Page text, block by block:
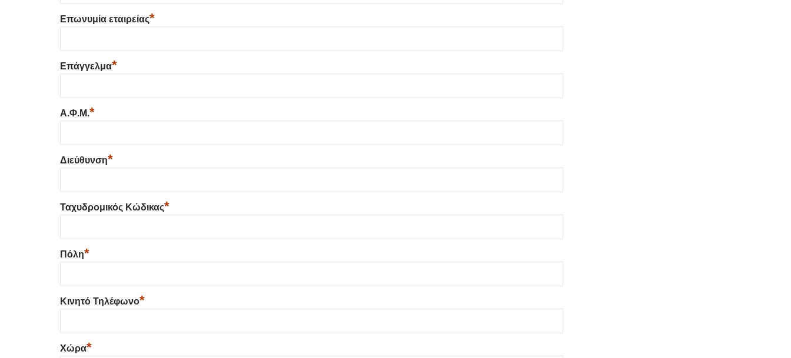
Επωνυμία εταιρείας*
Επάγγελμα*
Α.Φ.Μ.*
Διεύθυνση*
Ταχυδρομικός Κώδικας*
Πόλη*
Κινητό Τηλέφωνο*
Χώρα*